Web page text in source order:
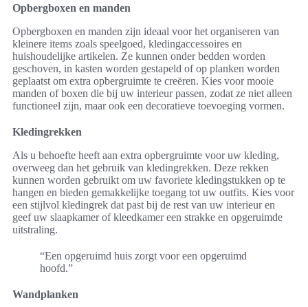
Opbergboxen en manden
Opbergboxen en manden zijn ideaal voor het organiseren van
kleinere items zoals speelgoed, kledingaccessoires en
huishoudelijke artikelen. Ze kunnen onder bedden worden
geschoven, in kasten worden gestapeld of op planken worden
geplaatst om extra opbergruimte te creëren. Kies voor mooie
manden of boxen die bij uw interieur passen, zodat ze niet alleen
functioneel zijn, maar ook een decoratieve toevoeging vormen.
Kledingrekken
Als u behoefte heeft aan extra opbergruimte voor uw kleding,
overweeg dan het gebruik van kledingrekken. Deze rekken
kunnen worden gebruikt om uw favoriete kledingstukken op te
hangen en bieden gemakkelijke toegang tot uw outfits. Kies voor
een stijlvol kledingrek dat past bij de rest van uw interieur en
geef uw slaapkamer of kleedkamer een strakke en opgeruimde
uitstraling.
“Een opgeruimd huis zorgt voor een opgeruimd
hoofd.”
Wandplanken